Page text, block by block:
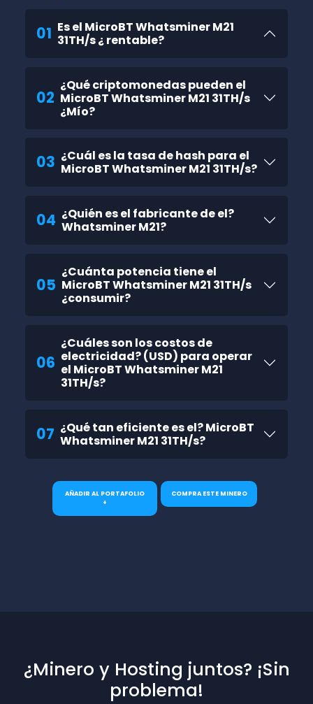
01 Es el MicroBT Whatsminer M21
31TH/s ¿ rentable?
02
¿Qué criptomonedas pueden el
MicroBT Whatsminer M21 31TH/s
¿Mío?
03 ¿Cuál es la tasa de hash para el
MicroBT Whatsminer M21 31TH/s?
04 ¿Quién es el fabricante de el?
Whatsminer M21?
05
¿Cuánta potencia tiene el
MicroBT Whatsminer M21 31TH/s
¿consumir?
06
¿Cuáles son los costos de
electricidad? (USD) para operar
el MicroBT Whatsminer M21
31TH/s?
07 ¿Qué tan eficiente es el? MicroBT
Whatsminer M21 31TH/s?
AÑADIR AL PORTAFOLIO
+
COMPRA ESTE MINERO
¿Minero y Hosting juntos? ¡Sin
problema!